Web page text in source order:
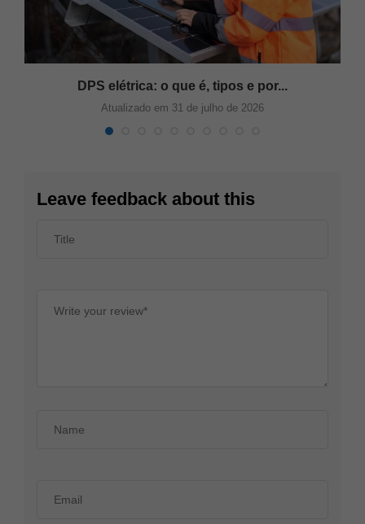
DPS elétrica: o que é, tipos e por...
Atualizado em 31 de julho de 2026
Leave feedback about this